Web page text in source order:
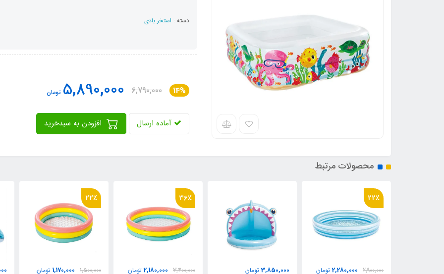
دسته : استخر بادی
14%
6,790,000
5,890,000 تومان
آماده ارسال
محصولات مرتبط
3,850,000 تومان
3,400,000
2,180,000
22٪
1,500,000
1,170,000 تومان
12,800,000 تومان